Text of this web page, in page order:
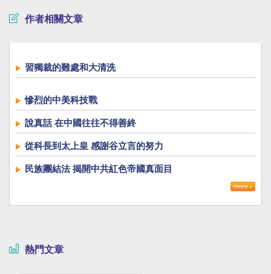
作者相關文章
習獨裁的難處和大清洗
慘烈的中美科技戰
說真話 在中國往往不得善終
從科長到太上皇 感謝谷立言的努力
民族團結法 揭開中共紅色帝國真面目
熱門文章